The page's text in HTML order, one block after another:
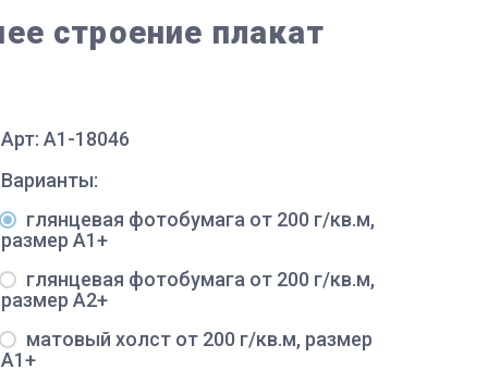
строение плакат
Арт: A1-18046
Варианты:
глянцевая фотобумага от 200 г/кв.м,
размер A1+
глянцевая фотобумага от 200 г/кв.м,
размер A2+
матовый холст от 200 г/кв.м, размер
A1+